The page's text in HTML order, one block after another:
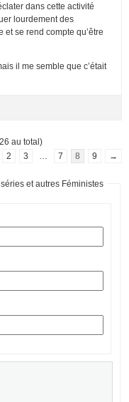
dans cette activité
lourdement des
se rend compte qu’être
il me semble que c’était
au total)
2 3 7 8 9 →
et autres Féministes